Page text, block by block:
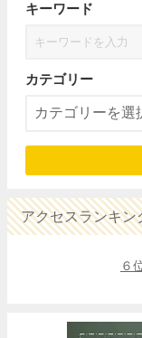
キーワード
カテゴリー
アクセスランキン
６